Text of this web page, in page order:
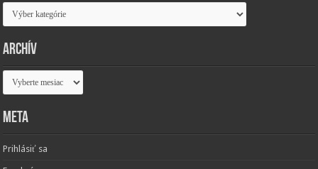
Kategórie
Archív
Archív
Meta
Prihlásiť sa